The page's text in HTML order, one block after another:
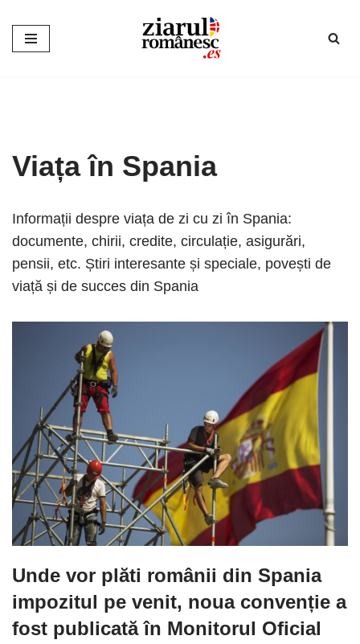
Sari
Viața în Spania
Informații despre viața de zi cu zi în Spania:
documente, chirii, credite, circulație, asigurări,
pensii, etc. Știri interesante și speciale, povești de
viață și de succes din Spania
Unde vor plăti românii din Spania
impozitul pe venit, noua convenție a
fost publicată în Monitorul Oficial